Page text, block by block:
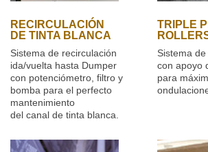
RECIRCULACIÓN
DE TINTA BLANCA
Sistema de recirculación
ida/vuelta hasta Dumper
con potenciómetro, filtro y
bomba para el perfecto
mantenimiento
del canal de tinta blanca.
TRIPLE
Sistema
con apoyo
para